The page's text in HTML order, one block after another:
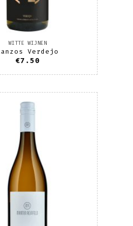
WITTE WIJNEN
Verdejo
€7.50